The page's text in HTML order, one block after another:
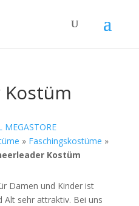
» Faschingskostüme »
Kostüm
Damen und Kinder ist
Alt sehr attraktiv. Bei uns